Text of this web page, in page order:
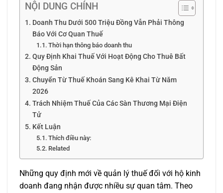
NỘI DUNG CHÍNH
Doanh Thu Dưới 500 Triệu Đồng Vẫn Phải Thông
Báo Với Cơ Quan Thuế
Thời hạn thông báo doanh thu
Quy Định Khai Thuế Với Hoạt Động Cho Thuê Bất
Động Sản
Chuyển Từ Thuế Khoán Sang Kê Khai Từ Năm
2026
Trách Nhiệm Thuế Của Các Sàn Thương Mại Điện
Tử
Kết Luận
Thích điều này:
Related
Những quy định mới về quản lý thuế đối với hộ kinh
doanh đang nhận được nhiều sự quan tâm. Theo